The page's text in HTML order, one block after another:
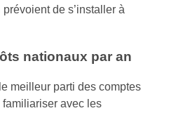
de s’installer à
nationaux par an
meilleur parti des comptes
familiariser avec les